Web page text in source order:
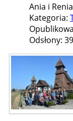
Ania i Renia
Kategoria:
Odsłony: